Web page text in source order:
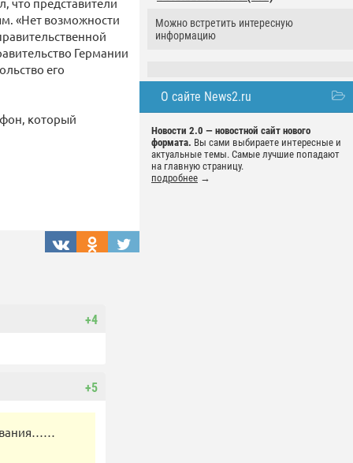
Можно встретить интересную
информацию
О сайте News2.ru
Новости 2.0 — новостной сайт нового
формата. Вы сами выбираете интересные и
актуальные темы. Самые лучшие попадают
на главную страницу.
подробнее →
«Нет возможности
Германии
его
который
+4
+5